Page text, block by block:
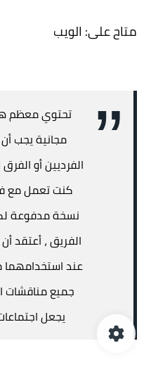
متاح على: الويب
تحتوي معظم
مجانية يجب
الفرديين أو
كنت تعمل مع
نسخة مدفوعة
يجعل